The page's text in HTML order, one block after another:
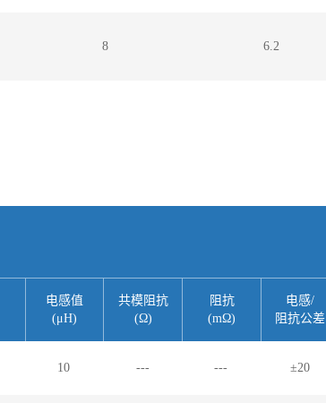
8 6.2
电感值
(μH)
共模阻抗
(Ω)
阻抗
(mΩ)
电感/
阻抗公差
10 --- --- ±20